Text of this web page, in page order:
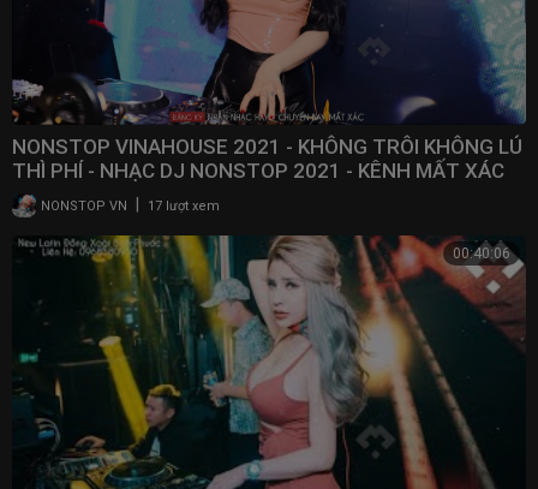
NONSTOP VINAHOUSE 2021 - KHÔNG TRÔI KHÔNG LÚ
THÌ PHÍ - NHẠC DJ NONSTOP 2021 - KÊNH MẤT XÁC
DJ NONSTOP VN | 17 lượt xem
00:40:06